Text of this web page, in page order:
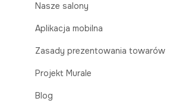
Nasze salony
Aplikacja mobilna
Zasady prezentowania towarów
Projekt Murale
Blog